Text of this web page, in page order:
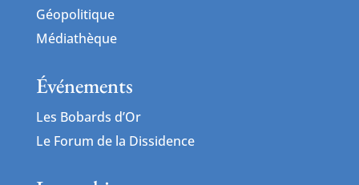
Géopolitique
Médiathèque
Événements
Les Bobards d’Or
Le Forum de la Dissidence